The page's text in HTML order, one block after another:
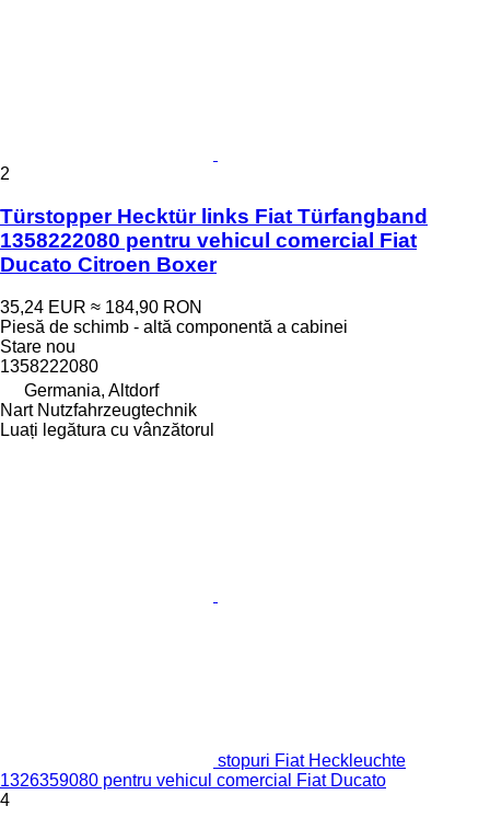
2
Türstopper Hecktür links Fiat Türfangband
1358222080 pentru vehicul comercial Fiat
Ducato Citroen Boxer
35,24 EUR ≈ 184,90 RON
Piesă de schimb - altă componentă a cabinei
Stare nou
1358222080
Germania, Altdorf
Nart Nutzfahrzeugtechnik
Luați legătura cu vânzătorul
stopuri Fiat Heckleuchte
1326359080 pentru vehicul comercial Fiat Ducato
4